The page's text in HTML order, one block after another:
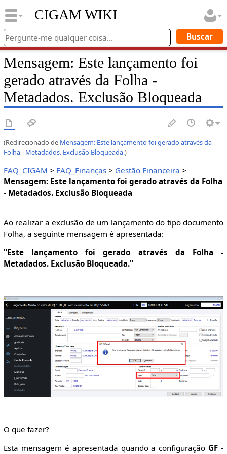
CIGAM WIKI
Mensagem: Este lançamento foi
gerado através da Folha -
Metadados. Exclusão Bloqueada
(Redirecionado de Mensagem: Este lançamento foi gerado através da
Folha - Metadados. Exclusão Bloqueada.)
FAQ_CIGAM > FAQ_Finanças> Gestão Financeira >
Mensagem: Este lançamento foi gerado através da Folha
- Metadados. Exclusão Bloqueada
Ao realizar a exclusão de um lançamento do tipo documento
Folha, a seguinte mensagem é apresentada:
"Este lançamento foi gerado através da Folha -
Metadados. Exclusão Bloqueada."
O que fazer?
Esta mensagem é apresentada quando a configuraçãoGF -